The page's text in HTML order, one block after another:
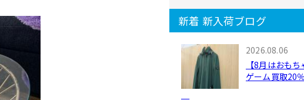
新着 新入荷ブログ
2026.08.06
【8月はおも
ゲーム買取20